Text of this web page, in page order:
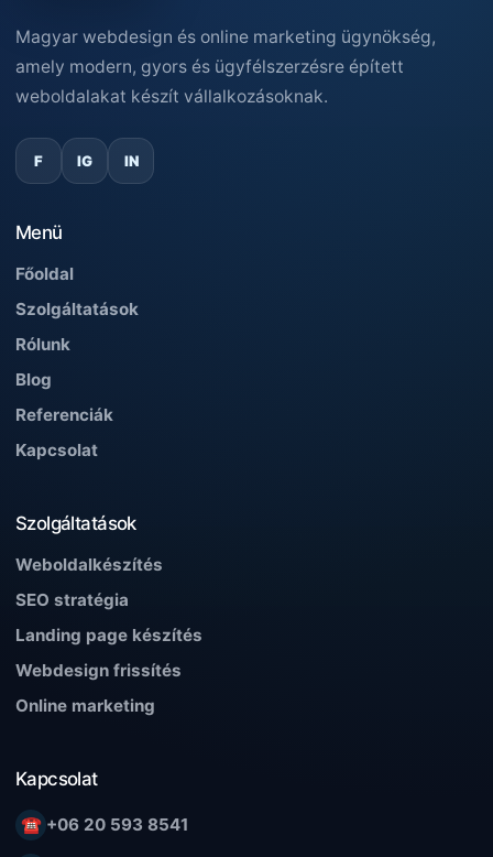
Magyar webdesign és online marketing ügynökség,
amely modern, gyors és ügyfélszerzésre épített
weboldalakat készít vállalkozásoknak.
F IG IN
Menü
Főoldal
Szolgáltatások
Rólunk
Blog
Referenciák
Kapcsolat
Szolgáltatások
Weboldalkészítés
SEO stratégia
Landing page készítés
Webdesign frissítés
Online marketing
Kapcsolat
☎ +06 20 593 8541